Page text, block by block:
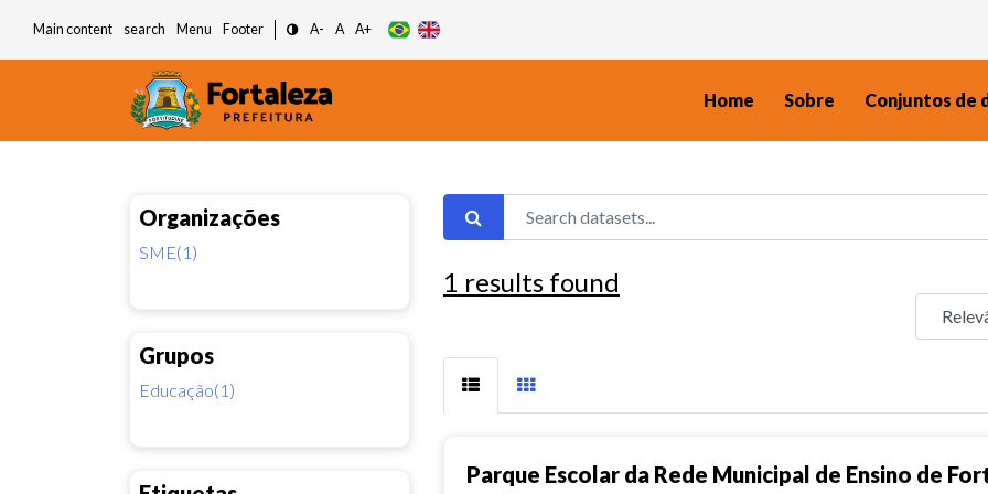
Main content search Menu Footer A- A A+
Home Sobre Conjuntos de
Organizações
SME(1)
Grupos
Educação(1)
1 results found
Parque Escolar da Rede Municipal de Ensino de